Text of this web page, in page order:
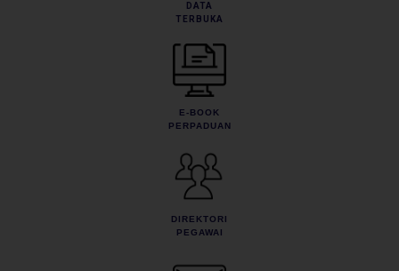
DATA
TERBUKA
E-BOOK
PERPADUAN
DIREKTORI
PEGAWAI